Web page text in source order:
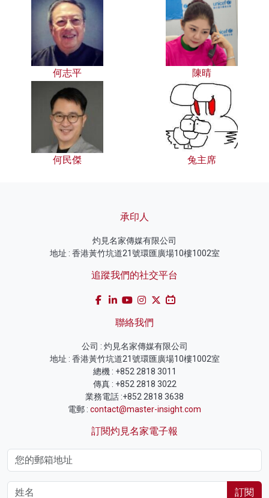
何志平 陳晴
何民傑 兔主席
承印人
灼見名家傳媒有限公司
地址 : 香港黃竹坑道21號環匯廣場10樓1002室
追蹤我們的社交平台
聯絡我們
公司 : 灼見名家傳媒有限公司
地址 : 香港黃竹坑道21號環匯廣場10樓1002室
總機 : +852 2818 3011
傳真 : +852 2818 3022
業務電話 :+852 2818 3638
電郵 : contact@master-insight.com
訂閱灼見名家電子報
訂閱